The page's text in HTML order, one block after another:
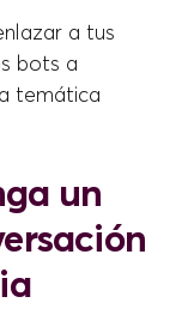
a tus
bots a
temática
un